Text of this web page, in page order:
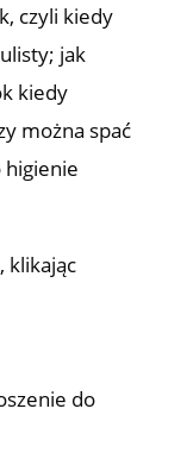
czyli kiedy
jak
kiedy
można spać
higienie
klikając
do